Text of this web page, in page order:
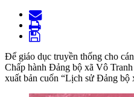
Để giáo dục truyền thống cho
Chấp hành Đảng bộ xã Vô
xuất bản cuốn “Lịch sử Đảng bộ